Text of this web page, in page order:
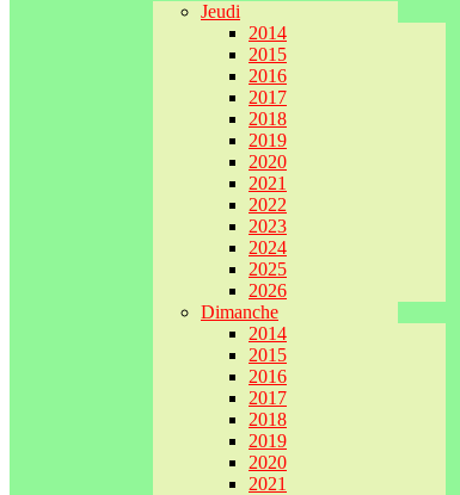
Jeudi
2014
2015
2016
2017
2018
2019
2020
2021
2022
2023
2024
2025
2026
Dimanche
2014
2015
2016
2017
2018
2019
2020
2021